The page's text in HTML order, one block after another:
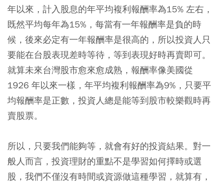
年以來，計入股息的年平均複利報酬率為15% 左右，
既然平均每年為15%，每當有一年報酬率是負的時
候，後來必定有一年報酬率是很高的，所以投資人只
要能在台股表現差時等待，等到表現好時再賣即可。
就算未來台灣股市愈來愈成熟，報酬率像美國從
1926 年以來一樣，年平均複利報酬率為9%，只要平
均報酬率是正數，投資人總是能等到股市較樂觀時再
賣股票。
所以，只要我們能夠等，就會有好的投資結果。對一
般人而言，投資理財的重點不是學習如何擇時或選
股，我們不僅沒有時間或資源做這種學習，就算有，